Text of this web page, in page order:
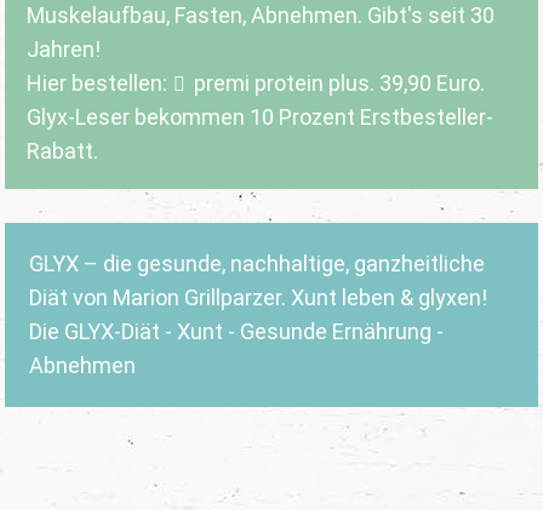
Muskelaufbau, Fasten, Abnehmen. Gibt's seit 30
Jahren!
Hier bestellen:
premi protein plus. 39,90 Euro.
Glyx-Leser bekommen 10 Prozent Erstbesteller-
Rabatt.
GLYX – die gesunde, nachhaltige, ganzheitliche
Diät von Marion Grillparzer. Xunt leben & glyxen!
Die GLYX-Diät - Xunt - Gesunde Ernährung -
Abnehmen